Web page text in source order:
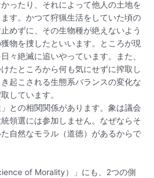
ったり、それによって他人の土地を
す。かつて狩猟生活をしていた頃の
めずに、その生物種が絶えないよう
物を捜したといいます。ところが現
々絶滅に追いやっています。また、
たところから何も気にせずに搾取し
起こされる生態系バランスの変化な
しています。
との相関関係があります。象は議会
領選には参加しません。なぜならそ
自然なモラル（道徳）があるからで
of Morality）」にも、2つの側